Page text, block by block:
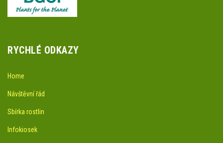
RYCHLÉ ODKAZY
Home
Návštěvní řád
Sbírka rostlin
Infokiosek